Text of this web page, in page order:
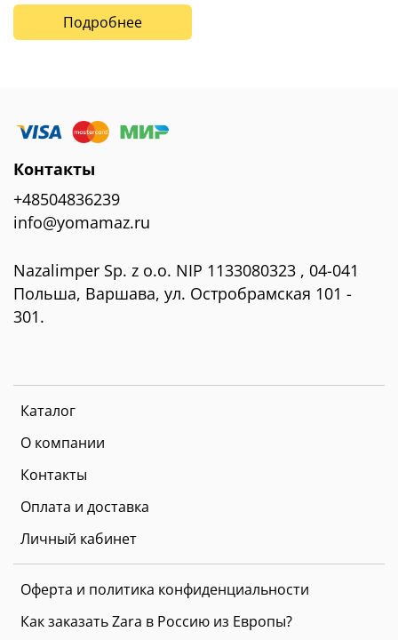
Подробнее
Каталог
О компании
Контакты
Оплата и доставка
Личный кабинет
Оферта и политика конфиденциальности
Как заказать Zara в Россию из Европы?
Контакты
+48504836239
info@yomamaz.ru
Nazalimper Sp. z o.o. NIP 1133080323 , 04-041
Польша, Варшава, ул. Остробрамская 101 -
301.